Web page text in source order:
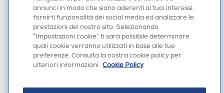
annunci in modo che siano aderenti ai tuoi interessi,
fornirti funzionalità dei social media ed analizzare le
prestazioni del nostro sito. Selezionando
“Impostazioni cookie” ti sarà possibile determinare
quali cookie verranno utilizzati in base alle tue
preferenze. Consulta la nostra cookie policy per
ulteriori informazioni. Cookie Policy